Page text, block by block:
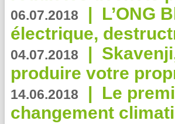
06.07.2018 | L’ONG
électrique,
04.07.2018 |
produire votre
14.06.2018 | Le
changement